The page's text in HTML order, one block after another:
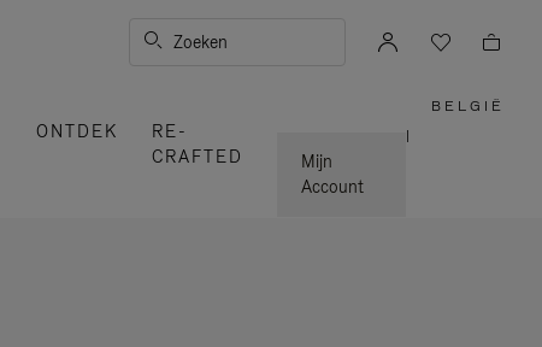
Zoeken
ONTDEK
RE-
CRAFTED
Mijn
Account
BELGIË
|